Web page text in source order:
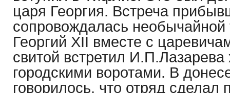
царя Георгия. Встреча
сопровождалась необычайной
Георгий XII вместе с
свитой встретил
городскими воротами. В
говорилось, что отряд сделал